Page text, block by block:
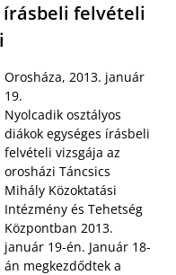
írásbeli felvételi
Orosháza, 2013. január
19.
Nyolcadik osztályos
diákok egységes írásbeli
felvételi vizsgája az
orosházi Táncsics
Mihály Közoktatási
Intézmény és Tehetség
Központban 2013.
január 19-én. Január 18-
án megkezdődtek a